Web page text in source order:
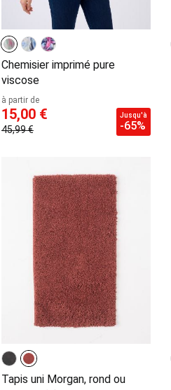
Chemisier imprimé pure
viscose
à partir de
15,00 €
45,99 €
Jusqu'à
-65%
Tapis uni Morgan, rond ou